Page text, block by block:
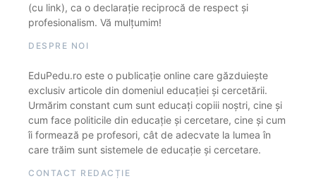
(cu link), ca o declarație reciprocă de respect și
profesionalism. Vă mulțumim!
DESPRE NOI
EduPedu.ro este o publicație online care găzduiește
exclusiv articole din domeniul educației și cercetării.
Urmărim constant cum sunt educați copiii noștri, cine și
cum face politicile din educație și cercetare, cine și cum
îi formează pe profesori, cât de adecvate la lumea în
care trăim sunt sistemele de educație și cercetare.
CONTACT REDACȚIE